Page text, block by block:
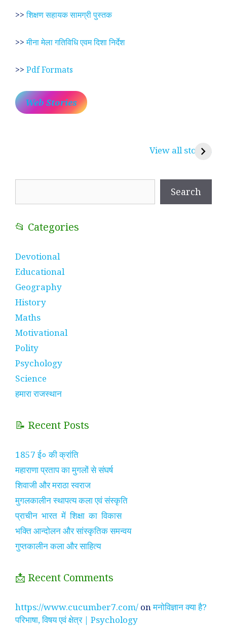
>>शिक्षण सहायक सामग्री पुस्तक
>>मीना मेला गतिविधि एवम दिशा निर्देश
>> Pdf Formats
Web Stories
View all stories
रामसा पीर, रुणेचा रा
Search
📂 Categories
Devotional
Educational
Geography
History
Maths
Motivational
Polity
Psychology
Science
हमारा राजस्थान
📝 Recent Posts
1857 ई० की क्रांति
महाराणा प्रताप का मुगलों से संघर्ष
शिवाजी और मराठा स्वराज
मुगलकालीन स्थापत्य कला एवं संस्कृति
प्राचीन भारत में शिक्षा का विकास
भक्ति आन्दोलन और सांस्कृतिक समन्वय
गुप्तकालीन कला और साहित्य
📩 Recent Comments
https://www.cucumber7.com/ onमनोविज्ञान क्या है?
परिभाषा, विषय एवं क्षेत्र | Psychology